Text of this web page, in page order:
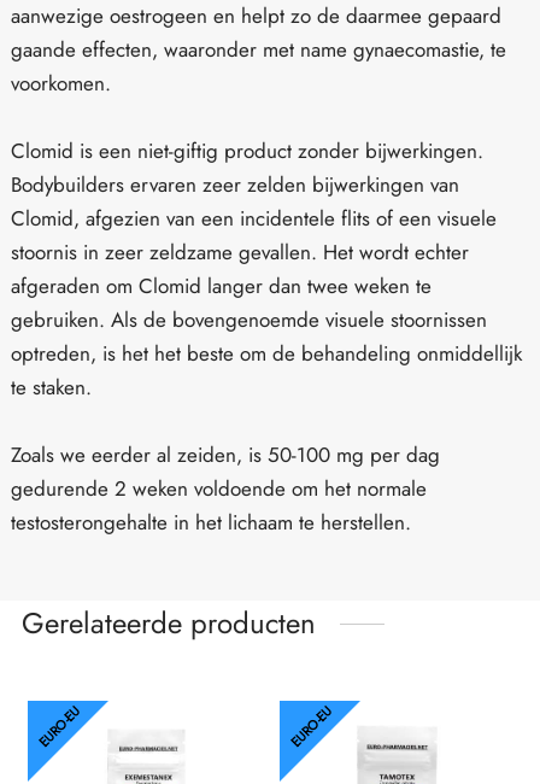
aanwezige oestrogeen en helpt zo de daarmee gepaard
gaande effecten, waaronder met name gynaecomastie, te
voorkomen.
Clomid is een niet-giftig product zonder bijwerkingen.
Bodybuilders ervaren zeer zelden bijwerkingen van
Clomid, afgezien van een incidentele flits of een visuele
stoornis in zeer zeldzame gevallen. Het wordt echter
afgeraden om Clomid langer dan twee weken te
gebruiken. Als de bovengenoemde visuele stoornissen
optreden, is het het beste om de behandeling onmiddellijk
te staken.
Zoals we eerder al zeiden, is 50-100 mg per dag
gedurende 2 weken voldoende om het normale
testosterongehalte in het lichaam te herstellen.
Gerelateerde producten
EURO-EU EURO-EU